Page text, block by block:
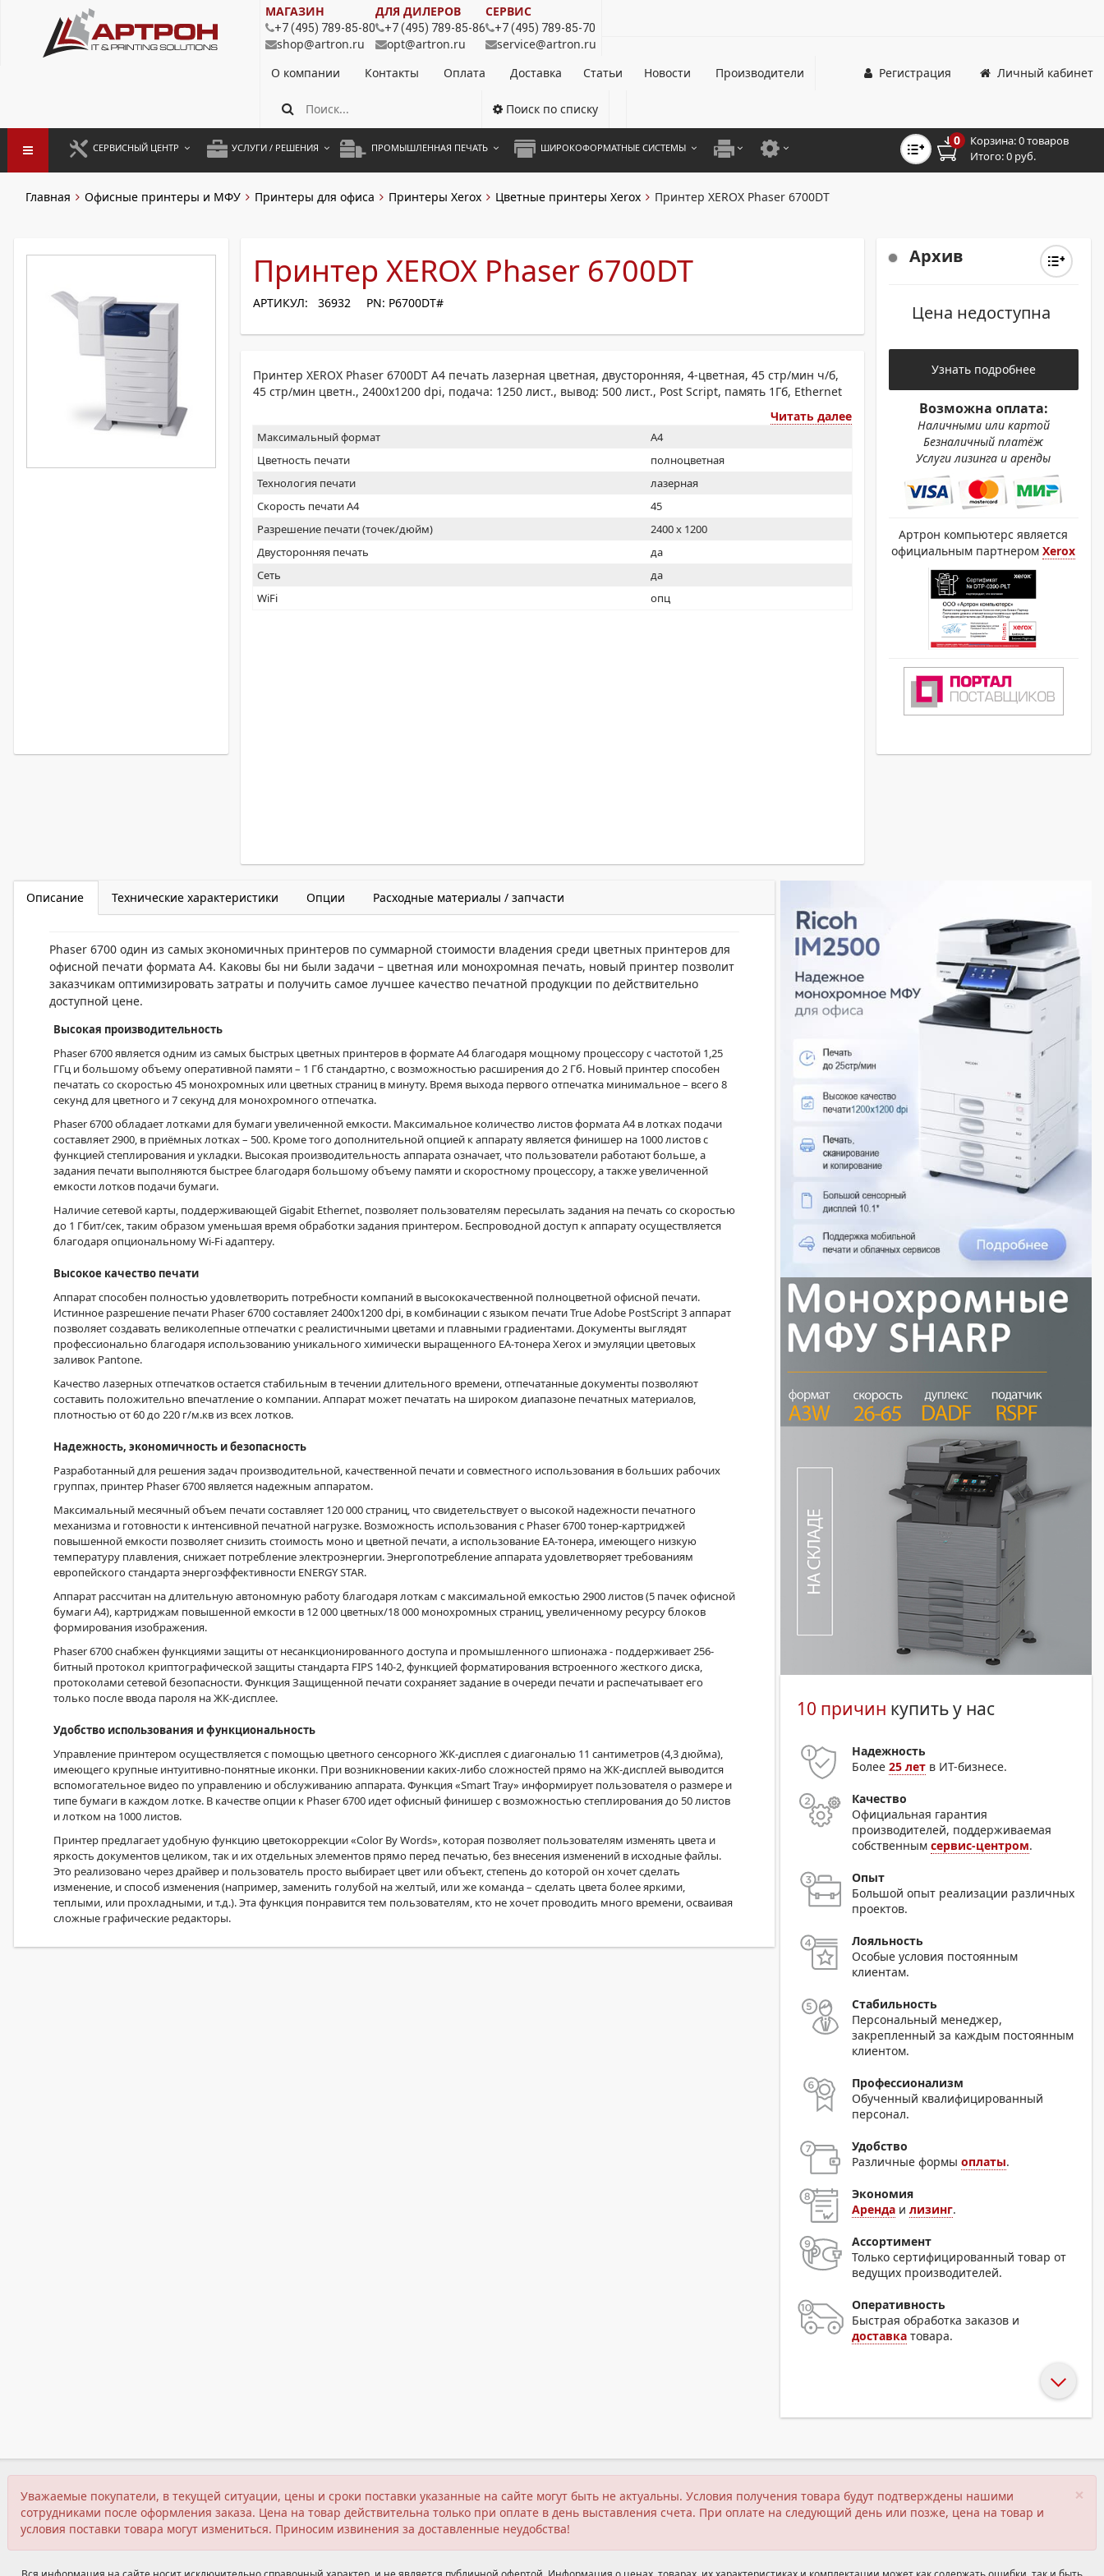
МАГАЗИН
+7 (495) 789-85-80
shop@artron.ru
ДЛЯ ДИЛЕРОВ
+7 (495) 789-85-86
opt@artron.ru
СЕРВИС
+7 (495) 789-85-70
service@artron.ru
О компании
Контакты Оплата Доставка Статьи Новости Производители Личный кабинет
Регистрация
Поиск по списку
СЕРВИСНЫЙ ЦЕНТР
ПРОФИЛАКТИКА И ТО
РАЗОВЫЕ РЕМОНТЫ
УСЛУГИ / РЕШЕНИЯ
АРЕНДА ОБОРУДОВАНИЯ
ПРОМЫШЛЕННАЯ ПЕЧАТЬ ШИРОКОФОРМАТНЫЕ СИСТЕМЫ
МОНОХРОМНЫЕ ПРИНТЕРЫ
ДЛЯ ШИРОКОФОРМАТНЫХ СИСТЕМ
0 Корзина:0 товаров
Итого:0 руб.
Главная Офисные принтеры и МФУ Принтеры для офиса Принтеры Xerox Цветные принтеры Xerox Принтер XEROX Phaser 6700DT
Принтер XEROX Phaser 6700DT
АРТИКУЛ: 36932 PN: P6700DT#
Принтер XEROX Phaser 6700DT A4 печать лазерная цветная, двусторонняя, 4-цветная, 45 стр/мин ч/б,
45 стр/мин цветн., 2400x1200 dpi, подача: 1250 лист., вывод: 500 лист., Post Script, память 1Гб, Ethernet
Читать далее
Максимальный формат
A4
Цветность печати
полноцветная
Технология печати
лазерная
Скорость печати А4
45
Разрешение печати (точек/дюйм)
2400 x 1200
Двусторонняя печать
да
Сеть
да
WiFi
опц
Архив
Цена недоступна
Узнать подробнее
Возможна оплата:
Наличными или картой
Безналичный платёж
Услуги лизинга и аренды
Артрон компьютерс является
официальным партнеромXerox
Описание Технические характеристики Опции Расходные материалы / запчасти
Phaser 6700 один из самых экономичных принтеров по суммарной стоимости владения среди цветных принтеров для
офисной печати формата А4. Каковы бы ни были задачи – цветная или монохромная печать, новый принтер позволит
заказчикам оптимизировать затраты и получить самое лучшее качество печатной продукции по действительно
доступной цене.
Высокая производительность
Phaser 6700 является одним из самых быстрых цветных принтеров в формате А4 благодаря мощному процессору с частотой 1,25
ГГц и большому объему оперативной памяти – 1 Гб стандартно, с возможностью расширения до 2 Гб. Новый принтер способен
печатать со скоростью 45 монохромных или цветных страниц в минуту. Время выхода первого отпечатка минимальное – всего 8
секунд для цветного и 7 секунд для монохромного отпечатка.
Phaser 6700 обладает лотками для бумаги увеличенной емкости. Максимальное количество листов формата А4 в лотках подачи
составляет 2900, в приёмных лотках – 500. Кроме того дополнительной опцией к аппарату является финишер на 1000 листов с
функцией степлирования и укладки. Высокая производительность аппарата означает, что пользователи работают больше, а
задания печати выполняются быстрее благодаря большому объему памяти и скоростному процессору, а также увеличенной
емкости лотков подачи бумаги.
Наличие сетевой карты, поддерживающей Gigabit Ethernet, позволяет пользователям пересылать задания на печать со скоростью
до 1 Гбит/сек, таким образом уменьшая время обработки задания принтером. Беспроводной доступ к аппарату осуществляется
благодаря опциональному Wi-Fi адаптеру.
Высокое качество печати
Аппарат способен полностью удовлетворить потребности компаний в высококачественной полноцветной офисной печати.
Истинное разрешение печати Phaser 6700 составляет 2400x1200 dpi, в комбинации с языком печати True Adobe PostScript 3 аппарат
позволяет создавать великолепные отпечатки с реалистичными цветами и плавными градиентами. Документы выглядят
профессионально благодаря использованию уникального химически выращенного EA-тонера Xerox и эмуляции цветовых
заливок Pantone.
Качество лазерных отпечатков остается стабильным в течении длительного времени, отпечатанные документы позволяют
составить положительно впечатление о компании. Аппарат может печатать на широком диапазоне печатных материалов,
плотностью от 60 до 220 г/м.кв из всех лотков.
Надежность, экономичность и безопасность
Разработанный для решения задач производительной, качественной печати и совместного использования в больших рабочих
группах, принтер Phaser 6700 является надежным аппаратом.
Максимальный месячный объем печати составляет 120 000 страниц, что свидетельствует о высокой надежности печатного
механизма и готовности к интенсивной печатной нагрузке. Возможность использования с Phaser 6700 тонер-картриджей
повышенной емкости позволяет снизить стоимость моно и цветной печати, а использование EA-тонера, имеющего низкую
температуру плавления, снижает потребление электроэнергии. Энергопотребление аппарата удовлетворяет требованиям
европейского стандарта энергоэффективности ENERGY STAR.
Аппарат рассчитан на длительную автономную работу благодаря лоткам с максимальной емкостью 2900 листов (5 пачек офисной
бумаги A4), картриджам повышенной емкости в 12 000 цветных/18 000 монохромных страниц, увеличенному ресурсу блоков
формирования изображения.
Phaser6700 снабжен функциями защиты от несанкционированного доступа и промышленного шпионажа - поддерживает 256-
битный протокол криптографической защиты стандарта FIPS 140-2, функцией форматирования встроенного жесткого диска,
протоколами сетевой безопасности. Функция Защищенной печати сохраняет задание в очереди печати и распечатывает его
только после ввода пароля на ЖК-дисплее.
Удобство использования и функциональность
Управление принтером осуществляется с помощью цветного сенсорного ЖК-дисплея с диагональю 11 сантиметров (4,3 дюйма),
имеющего крупные интуитивно-понятные иконки. При возникновении каких-либо сложностей прямо на ЖК-дисплей выводится
вспомогательное видео по управлению и обслуживанию аппарата. Функция «Smart Tray» информирует пользователя о размере и
типе бумаги в каждом лотке. В качестве опции к Phaser 6700 идет офисный финишер с возможностью степлирования до 50 листов
и лотком на 1000 листов.
Принтер предлагает удобную функцию цветокоррекции «Color By Words», которая позволяет пользователям изменять цвета и
яркость документов целиком, так и их отдельных элементов прямо перед печатью, без внесения изменений в исходные файлы.
Это реализовано через драйвер и пользователь просто выбирает цвет или объект, степень до которой он хочет сделать
изменение, и способ изменения (например, заменить голубой на желтый, или же команда – сделать цвета более яркими,
теплыми, или прохладными, и т.д.). Эта функция понравится тем пользователям, кто не хочет проводить много времени, осваивая
сложные графические редакторы.
10 причин купить у нас
Надежность
Более25 лет в ИТ-бизнесе.
Качество
Официальная гарантия
производителей, поддерживаемая
собственнымсервис-центром.
Опыт
Большой опыт реализации различных
проектов.
Лояльность
Особые условия постоянным
клиентам.
Стабильность
Персональный менеджер,
закрепленный за каждым постоянным
клиентом.
Профессионализм
Обученный квалифицированный
персонал.
Удобство
Различные формыоплаты.
Экономия
Аренда илизинг.
Ассортимент
Только сертифицированный товар от
ведущих производителей.
Оперативность
Быстрая обработка заказов и
доставка товара.
×
Уважаемые покупатели, в текущей ситуации, цены и сроки поставки указанные на сайте могут быть не актуальны. Условия получения товара будут подтверждены нашими
сотрудниками после оформления заказа. Цена на товар действительна только при оплате в день выставления счета. При оплате на следующий день или позже, цена на товар и
условия поставки товара могут измениться. Приносим извинения за доставленные неудобства!